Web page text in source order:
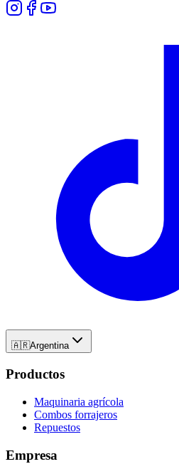
🇦🇷Argentina
Productos
Maquinaria agrícola
Combos forrajeros
Repuestos
Empresa